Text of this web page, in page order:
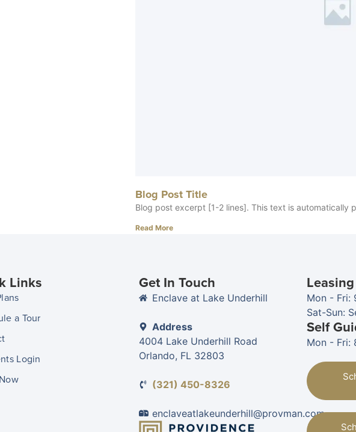
Blog Post Title
Blog post excerpt [1-2 lines]. This text is automatically
Read More
Links
a Tour
Login
Get In Touch
Enclave at Lake Underhill
Address
4004 Lake Underhill Road
Orlando, FL 32803
(321) 450-8326
enclaveatlakeunderhill@provman.com
Mon - Fri:
Sat-Sun:
Self
Mon - Fri: